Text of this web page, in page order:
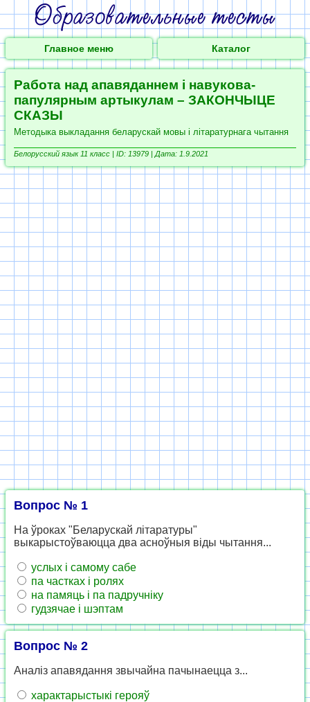
Главное меню Каталог
Работа над апавяданнем і навукова-
папулярным артыкулам – ЗАКОНЧЫЦЕ
СКАЗЫ
Методыка выкладання беларускай мовы і літаратурнага чытання
Белорусский язык 11 класс | ID: 13979 | Дата: 1.9.2021
Вопрос № 1
На ўроках "Беларускай літаратуры"
выкарыстоўваюцца два асноўныя віды чытання...
услых і самому сабе
па частках і ролях
на памяць і па падручніку
гудзячае і шэптам
Вопрос № 2
Аналіз апавядання звычайна пачынаецца з...
характарыстыкі герояў